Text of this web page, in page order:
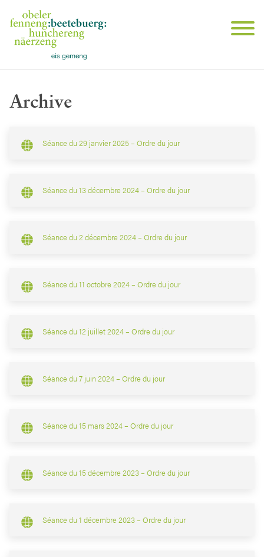
Archive
Séance du 29 janvier 2025 – Ordre du jour
Séance du 13 décembre 2024 – Ordre du jour
Séance du 2 décembre 2024 – Ordre du jour
Séance du 11 octobre 2024 – Ordre du jour
Séance du 12 juillet 2024 – Ordre du jour
Séance du 7 juin 2024 – Ordre du jour
Séance du 15 mars 2024 – Ordre du jour
Séance du 15 décembre 2023 – Ordre du jour
Séance du 1 décembre 2023 – Ordre du jour